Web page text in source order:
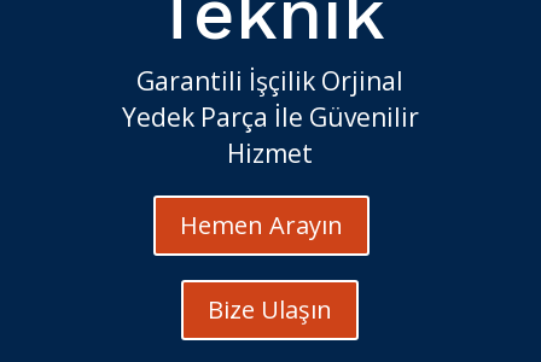
Garantili İşçilik Orjinal
Yedek Parça İle Güvenilir
Hizmet
Hemen Arayın
Bize Ulaşın